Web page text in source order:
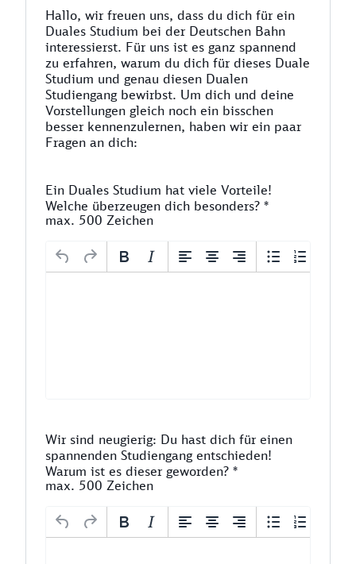
Hallo, wir freuen uns, dass du dich für ein
Duales Studium bei der Deutschen Bahn
interessierst. Für uns ist es ganz spannend
zu erfahren, warum du dich für dieses Duale
Studium und genau diesen Dualen
Studiengang bewirbst. Um dich und deine
Vorstellungen gleich noch ein bisschen
besser kennenzulernen, haben wir ein paar
Fragen an dich:
Ein Duales Studium hat viele Vorteile!
Welche überzeugen dich besonders? *
max. 500 Zeichen
Wir sind neugierig: Du hast dich für einen
spannenden Studiengang entschieden!
Warum ist es dieser geworden? *
max. 500 Zeichen